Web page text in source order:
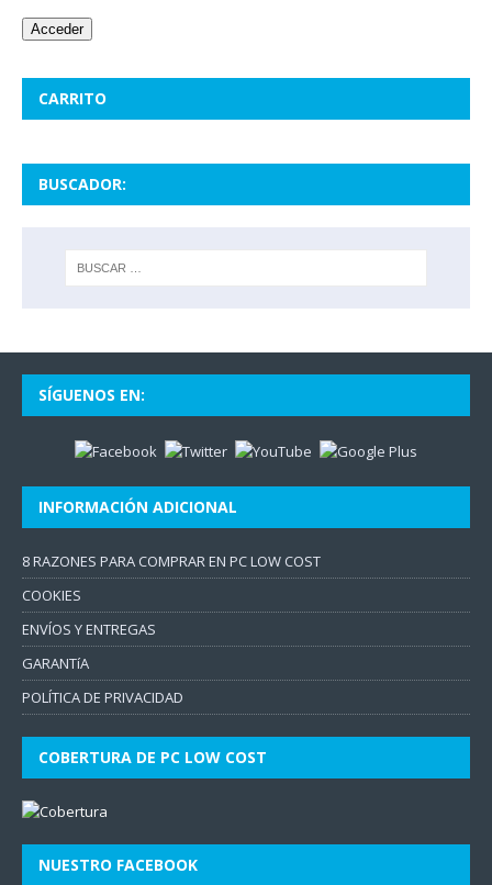
Acceder
CARRITO
BUSCADOR:
SÍGUENOS EN:
INFORMACIÓN ADICIONAL
8 RAZONES PARA COMPRAR EN PC LOW COST
COOKIES
ENVÍOS Y ENTREGAS
GARANTíA
POLÍTICA DE PRIVACIDAD
COBERTURA DE PC LOW COST
NUESTRO FACEBOOK